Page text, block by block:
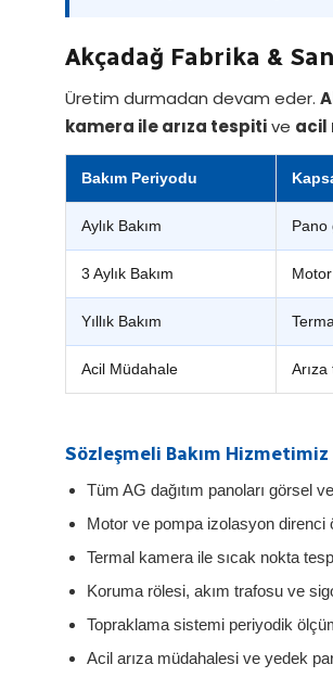
Akçadağ Fabrika &
Üretim durmadan devam eder.
kamera ile arıza tespitive acil
Bakım Periyodu
Aylık Bakım Pano
3 Aylık Bakım
Yıllık Bakım
Acil Müdahale Arıza
Sözleşmeli Bakım
Tüm AG dağıtım panoları görsel
Motor ve pompa izolasyon direnci
Termal kamera ile sıcak nokta
Koruma rölesi, akım trafosu ve
Topraklama sistemi periyodik
Acil arıza müdahalesi ve yedek